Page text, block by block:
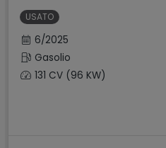
USATO
6/2025
Gasolio
131 CV (96 KW)